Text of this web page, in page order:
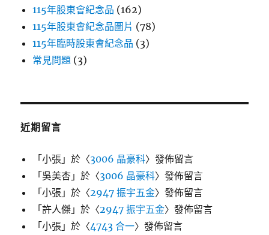
115年股東會紀念品 (162)
115年股東會紀念品圖片 (78)
115年臨時股東會紀念品 (3)
常見問題 (3)
近期留言
「小張 」於〈3006 晶豪科〉發佈留言
「吳美杏 」於〈3006 晶豪科〉發佈留言
「小張 」於〈2947 振宇五金〉發佈留言
「許人傑 」於〈2947 振宇五金〉發佈留言
「小張 」於〈4743 合一〉發佈留言